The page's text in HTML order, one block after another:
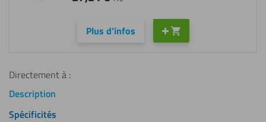
Plus d'infos
Directement à :
Description
Spécificités